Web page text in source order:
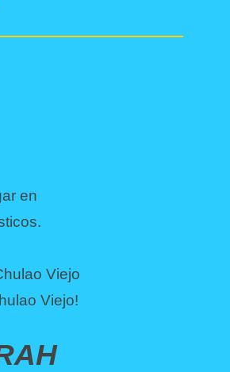
en
Viejo
Viejo!